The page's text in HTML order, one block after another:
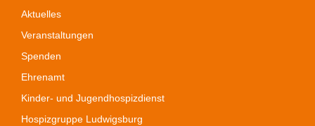
Aktuelles
Veranstaltungen
Spenden
Ehrenamt
Kinder- und Jugendhospizdienst
Hospizgruppe Ludwigsburg